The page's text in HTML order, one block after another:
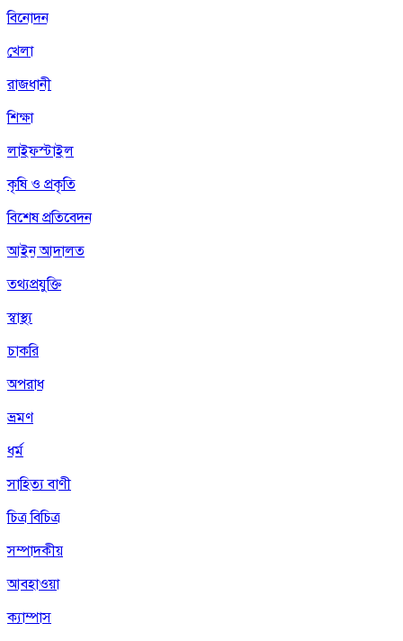
বিনোদন
খেলা
রাজধানী
শিক্ষা
লাইফস্টাইল
কৃষি ও প্রকৃতি
বিশেষ প্রতিবেদন
আইন আদালত
তথ্যপ্রযুক্তি
স্বাস্থ্য
চাকরি
অপরাধ
ভ্রমণ
ধর্ম
সাহিত্য বাণী
চিত্র বিচিত্র
সম্পাদকীয়
আবহাওয়া
ক্যাম্পাস